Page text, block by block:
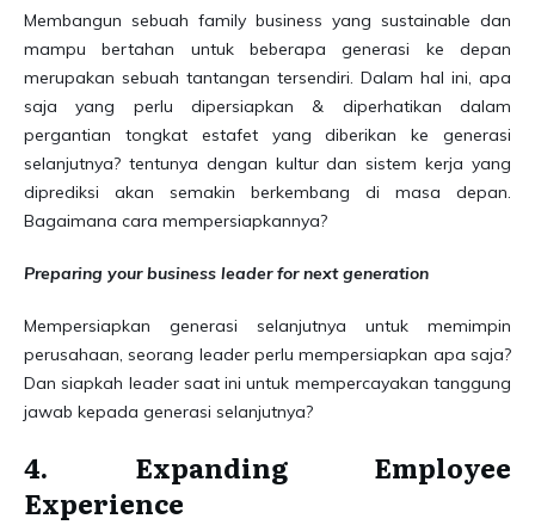
Membangun sebuah family business yang sustainable dan
mampu bertahan untuk beberapa generasi ke depan
merupakan sebuah tantangan tersendiri. Dalam hal ini, apa
saja yang perlu dipersiapkan & diperhatikan dalam
pergantian tongkat estafet yang diberikan ke generasi
selanjutnya? tentunya dengan kultur dan sistem kerja yang
diprediksi akan semakin berkembang di masa depan.
Bagaimana cara mempersiapkannya?
Preparing your business leader for next generation
Mempersiapkan generasi selanjutnya untuk memimpin
perusahaan, seorang leader perlu mempersiapkan apa saja?
Dan siapkah leader saat ini untuk mempercayakan tanggung
jawab kepada generasi selanjutnya?
4. Expanding Employee
Experience